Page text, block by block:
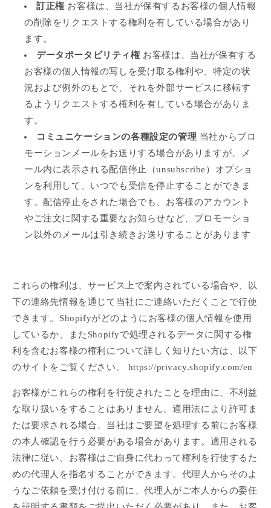
訂正権 お客様は、当社が保有するお客様の個人情報
の削除をリクエストする権利を有している場合があり
ます。
データポータビリティ権 お客様は、当社が保有する
お客様の個人情報の写しを受け取る権利や、特定の状
況および例外のもとで、それを外部サービスに移転す
るようリクエストする権利を有している場合がありま
す。
コミュニケーションの各種設定の管理 当社からプロ
モーションメールをお送りする場合がありますが、メ
ール内に表示される配信停止（unsubscribe）オプショ
ンを利用して、いつでも受信を停止することができま
す。配信停止をされた場合でも、お客様のアカウント
やご注文に関する重要なお知らせなど、プロモーショ
ン以外のメールは引き続きお送りすることがあります
これらの権利は、サービス上で案内されている場合や、以
下の連絡先情報を通じて当社にご連絡いただくことで行使
できます。Shopifyがどのようにお客様の個人情報を使用
しているか、またShopifyで処理されるデータに関する権
利を含むお客様の権利について詳しく知りたい方は、以下
のサイトをご覧ください。 https://privacy.shopify.com/en
お客様がこれらの権利を行使されたことを理由に、不利益
な取り扱いをすることはありません。適用法により許可ま
たは要求される場合、当社はご要望を処理する前にお客様
の本人確認を行う必要がある場合があります。適用される
法律に従い、お客様はご自身に代わって権利を行使するた
めの代理人を指名することができます。代理人からそのよ
うなご依頼を受け付ける前に、代理人がご本人からの委任